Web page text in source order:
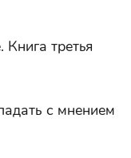
третья
с мнением